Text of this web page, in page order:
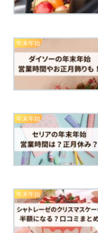
年末年始
年末年始
年末年始